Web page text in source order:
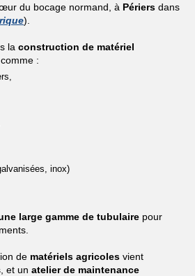
du bocage normand, à Périers dans
).
la construction de matériel
, comme :
inox)
large gamme de tubulaire pour
de matériels agricoles vient
et un atelier de maintenance